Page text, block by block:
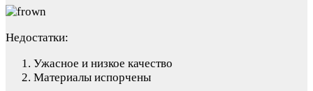
Недостатки:
Ужасное и низкое качество
Материалы испорчены